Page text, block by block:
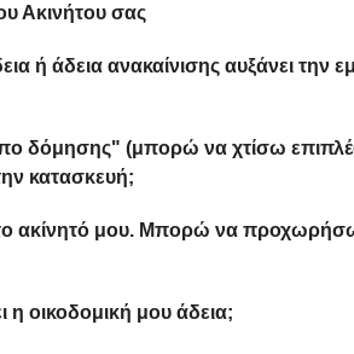
Ακινήτου σας
ή άδεια ανακαίνισης αυξάνει την
δόμησης" (μπορώ να χτίσω
κατασκευή;
ακίνητό μου. Μπορώ να
η οικοδομική μου άδεια;